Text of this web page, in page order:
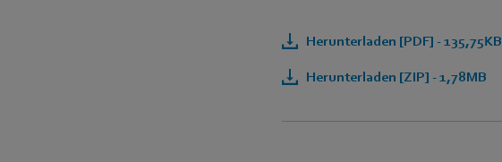
Herunterladen [PDF] - 135,75KB
Herunterladen [ZIP] - 1,78MB